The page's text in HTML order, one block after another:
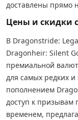
доставлены прямо
Цены и скидки
В Dragonstride:
Dragonheir: Silent
премиальной
для самых редких
пополнением
доступ к призывам
временем,